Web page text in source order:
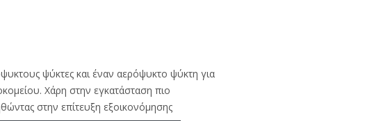
ψύκτες και έναν αερόψυκτο ψύκτη για
Χάρη στην εγκατάσταση πιο
στην επίτευξη εξοικονόμησης